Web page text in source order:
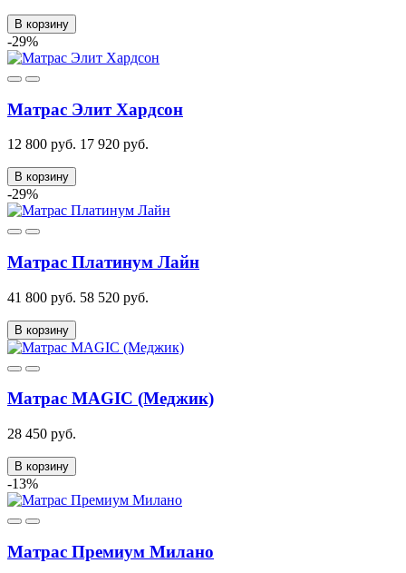
В корзину
-29%
Матрас Элит Хардсон
12 800 руб. 17 920 руб.
В корзину
-29%
Матрас Платинум Лайн
41 800 руб. 58 520 руб.
В корзину
Матрас MAGIC (Меджик)
28 450 руб.
В корзину
-13%
Матрас Премиум Милано